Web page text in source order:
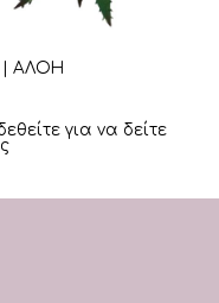
| ΑΛΟΗ
για να δείτε